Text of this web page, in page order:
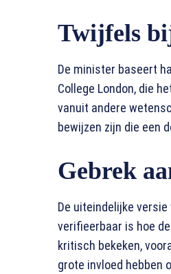
Twijfels
De minister baseert
College London, die
vanuit andere
bewijzen zijn die een
Gebrek
De uiteindelijke
verifieerbaar is hoe
kritisch bekeken,
grote invloed hebben